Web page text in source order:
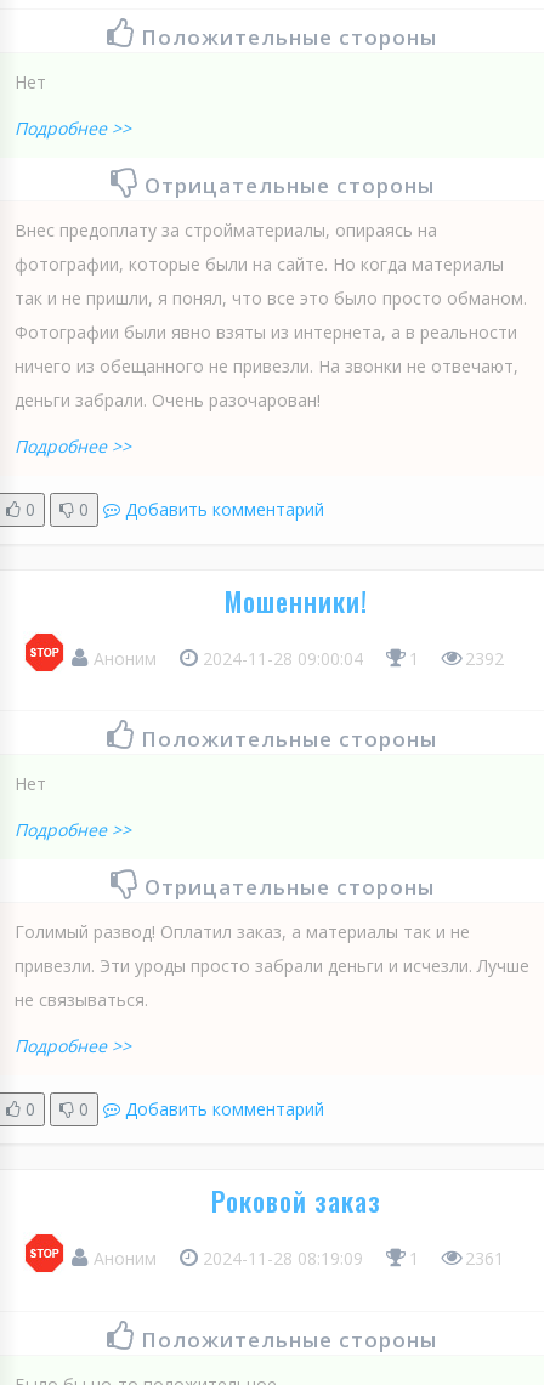
Положительные стороны
Нет
Подробнее >>
Отрицательные стороны
Внес предоплату за стройматериалы, опираясь на
фотографии, которые были на сайте. Но когда материалы
так и не пришли, я понял, что все это было просто обманом.
Фотографии были явно взяты из интернета, а в реальности
ничего из обещанного не привезли. На звонки не отвечают,
деньги забрали. Очень разочарован!
Подробнее >>
0 0 Добавить комментарий
Мошенники!
Аноним 2024-11-28 09:00:04 1 2392
Положительные стороны
Нет
Подробнее >>
Отрицательные стороны
Голимый развод! Оплатил заказ, а материалы так и не
привезли. Эти уроды просто забрали деньги и исчезли. Лучше
не связываться.
Подробнее >>
0 0 Добавить комментарий
Роковой заказ
Аноним 2024-11-28 08:19:09 1 2361
Положительные стороны